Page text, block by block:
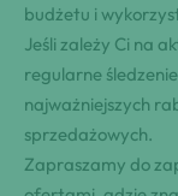
budżetu i
Jeśli zależy Ci na
regularne
najważniejszych
sprzedażowych.
Zapraszamy do